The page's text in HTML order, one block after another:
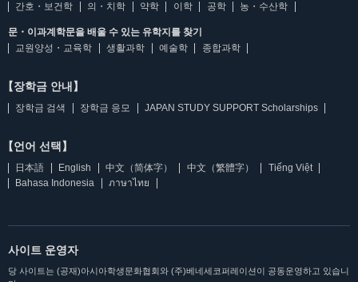
간호・보건학
의・치학 약학 이학 공학 농・수산학
문・이과계학문을 배울 수 있는 유학지를 찾기
교원양성・교육학
생활과학 예술학 종합과학
【장학금 안내】
장학금 검색 장학금 응모 JAPAN STUDY SUPPORT Scholarships
【언어 선택】
日本語 English 中文（简体字） 中文（繁體字）
Tiếng Việt
Bahasa Indonesia
ภาษาไทย
사이트 운영자
당 사이트는 (공재)아시아학생문화협회와 (주)베네세코퍼레이션이 공동운영하고 있습니